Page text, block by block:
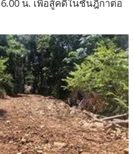
น. เพื่อสู้คดีในชั้นฎีกาต่อ